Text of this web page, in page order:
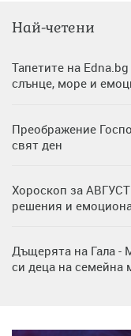
Най-четени
Тапетите на
слънце, море и
Преображение
свят ден
Хороскоп за
решения и
Дъщерята на Гала -
си деца на семейна
Димов издадоха